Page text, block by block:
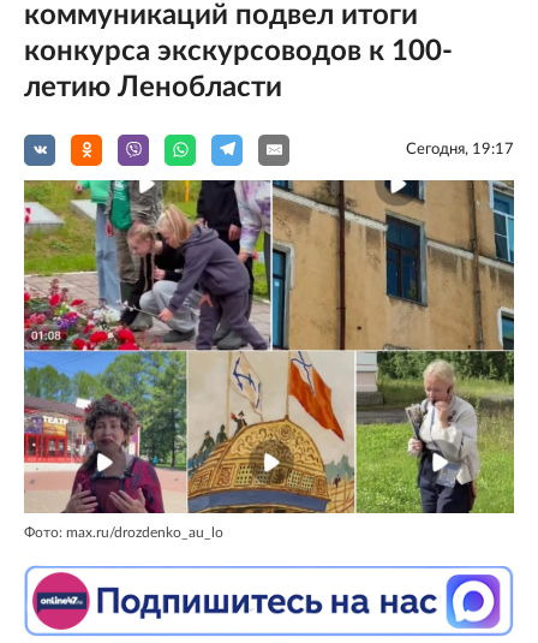
коммуникаций подвел итоги
конкурса экскурсоводов к 100-
летию Ленобласти
Сегодня, 19:17
Фото: max.ru/drozdenko_au_lo